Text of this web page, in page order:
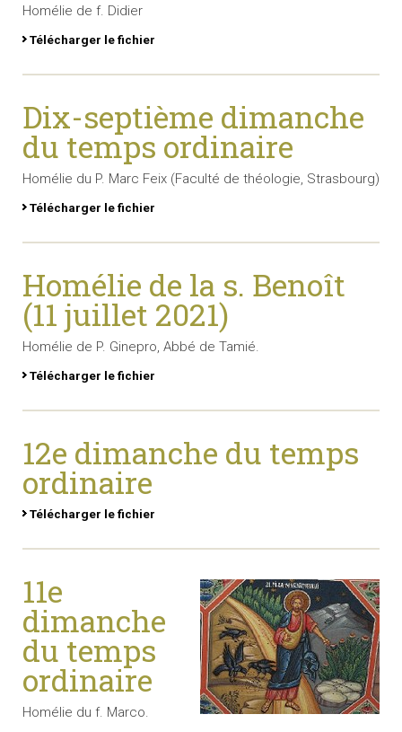
Homélie de f. Didier
Télécharger le fichier
Dix-septième dimanche
du temps ordinaire
Homélie du P. Marc Feix (Faculté de théologie, Strasbourg)
Télécharger le fichier
Homélie de la s. Benoît
(11 juillet 2021)
Homélie de P. Ginepro, Abbé de Tamié.
Télécharger le fichier
12e dimanche du temps
ordinaire
Télécharger le fichier
11e
dimanche
du temps
ordinaire
Homélie du f. Marco.